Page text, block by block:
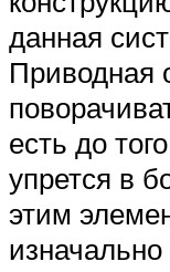
данная
Приводная
есть до
упрется в
этим